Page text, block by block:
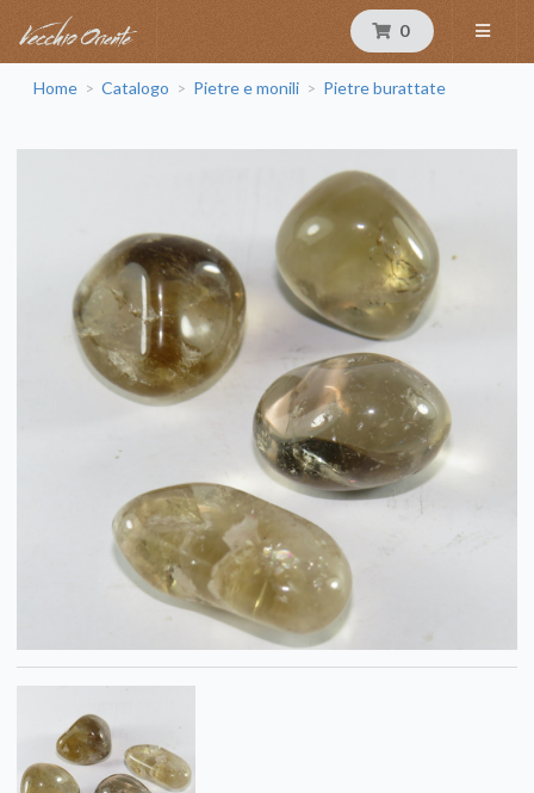
0
Home > Catalogo > Pietre e monili > Pietre burattate